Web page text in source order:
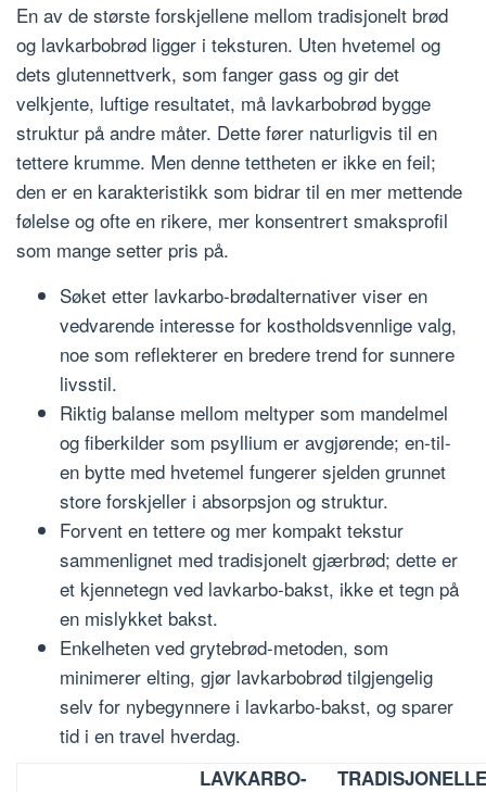
En av de største forskjellene mellom tradisjonelt brød
og lavkarbobrød ligger i teksturen. Uten hvetemel og
dets glutennettverk, som fanger gass og gir det
velkjente, luftige resultatet, må lavkarbobrød bygge
struktur på andre måter. Dette fører naturligvis til en
tettere krumme. Men denne tettheten er ikke en feil;
den er en karakteristikk som bidrar til en mer mettende
følelse og ofte en rikere, mer konsentrert smaksprofil
som mange setter pris på.
Søket etter lavkarbo-brødalternativer viser en
vedvarende interesse for kostholdsvennlige valg,
noe som reflekterer en bredere trend for sunnere
livsstil.
Riktig balanse mellom meltyper som mandelmel
og fiberkilder som psyllium er avgjørende; en-til-
en bytte med hvetemel fungerer sjelden grunnet
store forskjeller i absorpsjon og struktur.
Forvent en tettere og mer kompakt tekstur
sammenlignet med tradisjonelt gjærbrød; dette er
et kjennetegn ved lavkarbo-bakst, ikke et tegn på
en mislykket bakst.
Enkelheten ved grytebrød-metoden, som
minimerer elting, gjør lavkarbobrød tilgjengelig
selv for nybegynnere i lavkarbo-bakst, og sparer
tid i en travel hverdag.
LAVKARBO-
TRADISJONELLE